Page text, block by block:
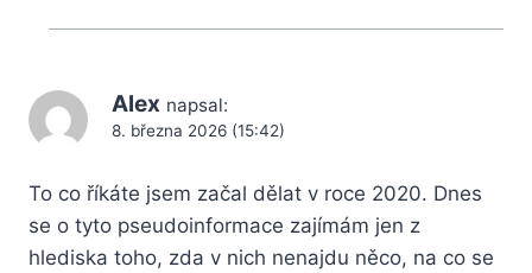
Alex napsal:
8. března 2026 (15:42)
To co říkáte jsem začal dělat v roce 2020. Dnes
se o tyto pseudoinformace zajímám jen z
hlediska toho, zda v nich nenajdu něco, na co se